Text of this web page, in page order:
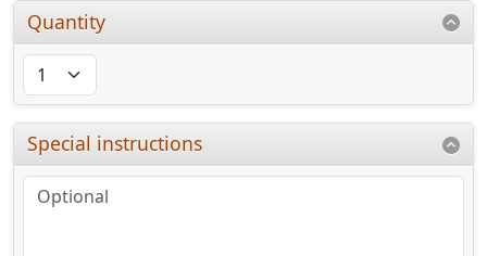
Quantity
Special instructions